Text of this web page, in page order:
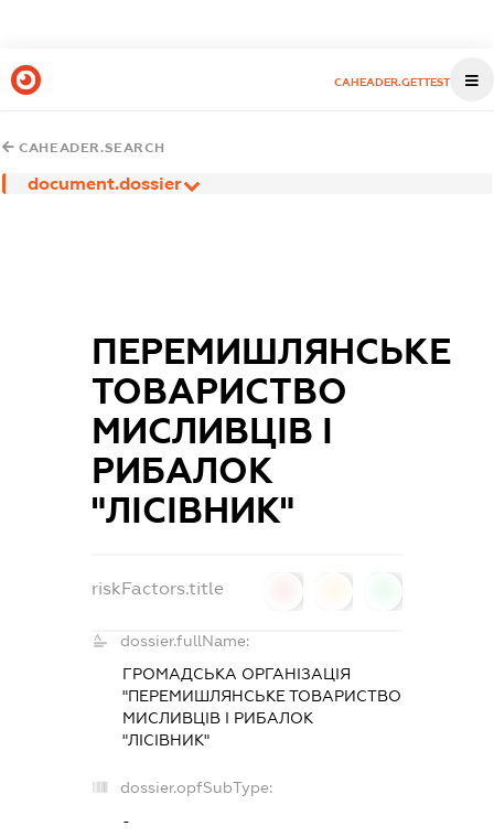
CAHEADER.GETTEST
CAHEADER.SEARCH
document.dossier
ПЕРЕМИШЛЯНСЬКЕ
ТОВАРИСТВО
МИСЛИВЦІВ І
РИБАЛОК
"ЛІСІВНИК"
riskFactors.title
dossier.fullName:
ГРОМАДСЬКА ОРГАНІЗАЦІЯ
"ПЕРЕМИШЛЯНСЬКЕ ТОВАРИСТВО
МИСЛИВЦІВ І РИБАЛОК
"ЛІСІВНИК"
dossier.opfSubType:
-